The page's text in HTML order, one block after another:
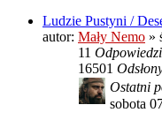
Ludzie Pustyni /
autor: Mały Nemo »
11 Odpowiedzi
16501
Ostatni
sobota